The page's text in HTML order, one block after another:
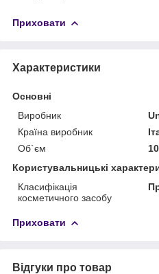
Приховати
Характеристики
Основні
Виробник
Країна виробник
Об`єм
Користувальницькі
Класифікація
косметичного засобу
Приховати
Відгуки про товар